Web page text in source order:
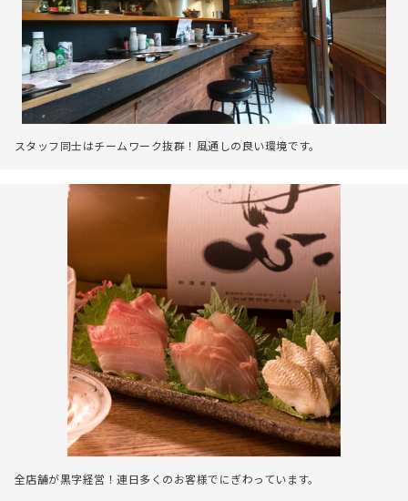
スタッフ同士はチームワーク抜群！風通しの良い環境です。
全店舗が黒字経営！連日多くのお客様でにぎわっています。